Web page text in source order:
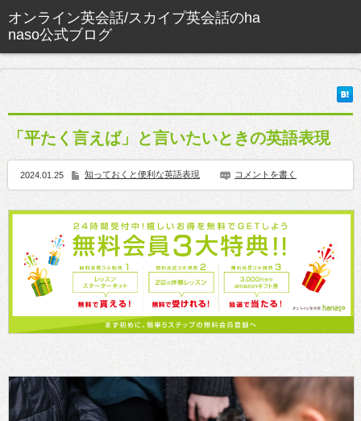
「平たく言えば」と言いたいときの英語表現
2024.01.25 知っておくと便利な英語表現 コメントを書く